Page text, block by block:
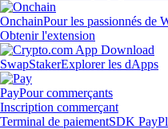
OnchainPour les passionnés de
Obtenir l'extension
SwapStakerExplorer les dApps
PayPour commerçants
Inscription commerçant
Terminal de paiementSDK Pay